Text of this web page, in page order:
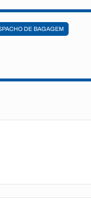
DE BAGAGEM